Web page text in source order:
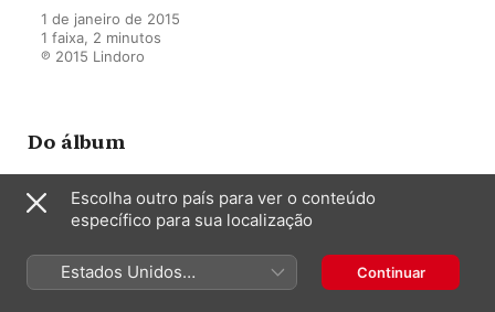
1 de janeiro de 2015
1 faixa, 2 minutos
℗ 2015 Lindoro
Do álbum
Cantares
Sánchez
Escolha outro país para ver o conteúdo
específico para sua localização
Estados Unidos
(Português Brasil)
Continuar